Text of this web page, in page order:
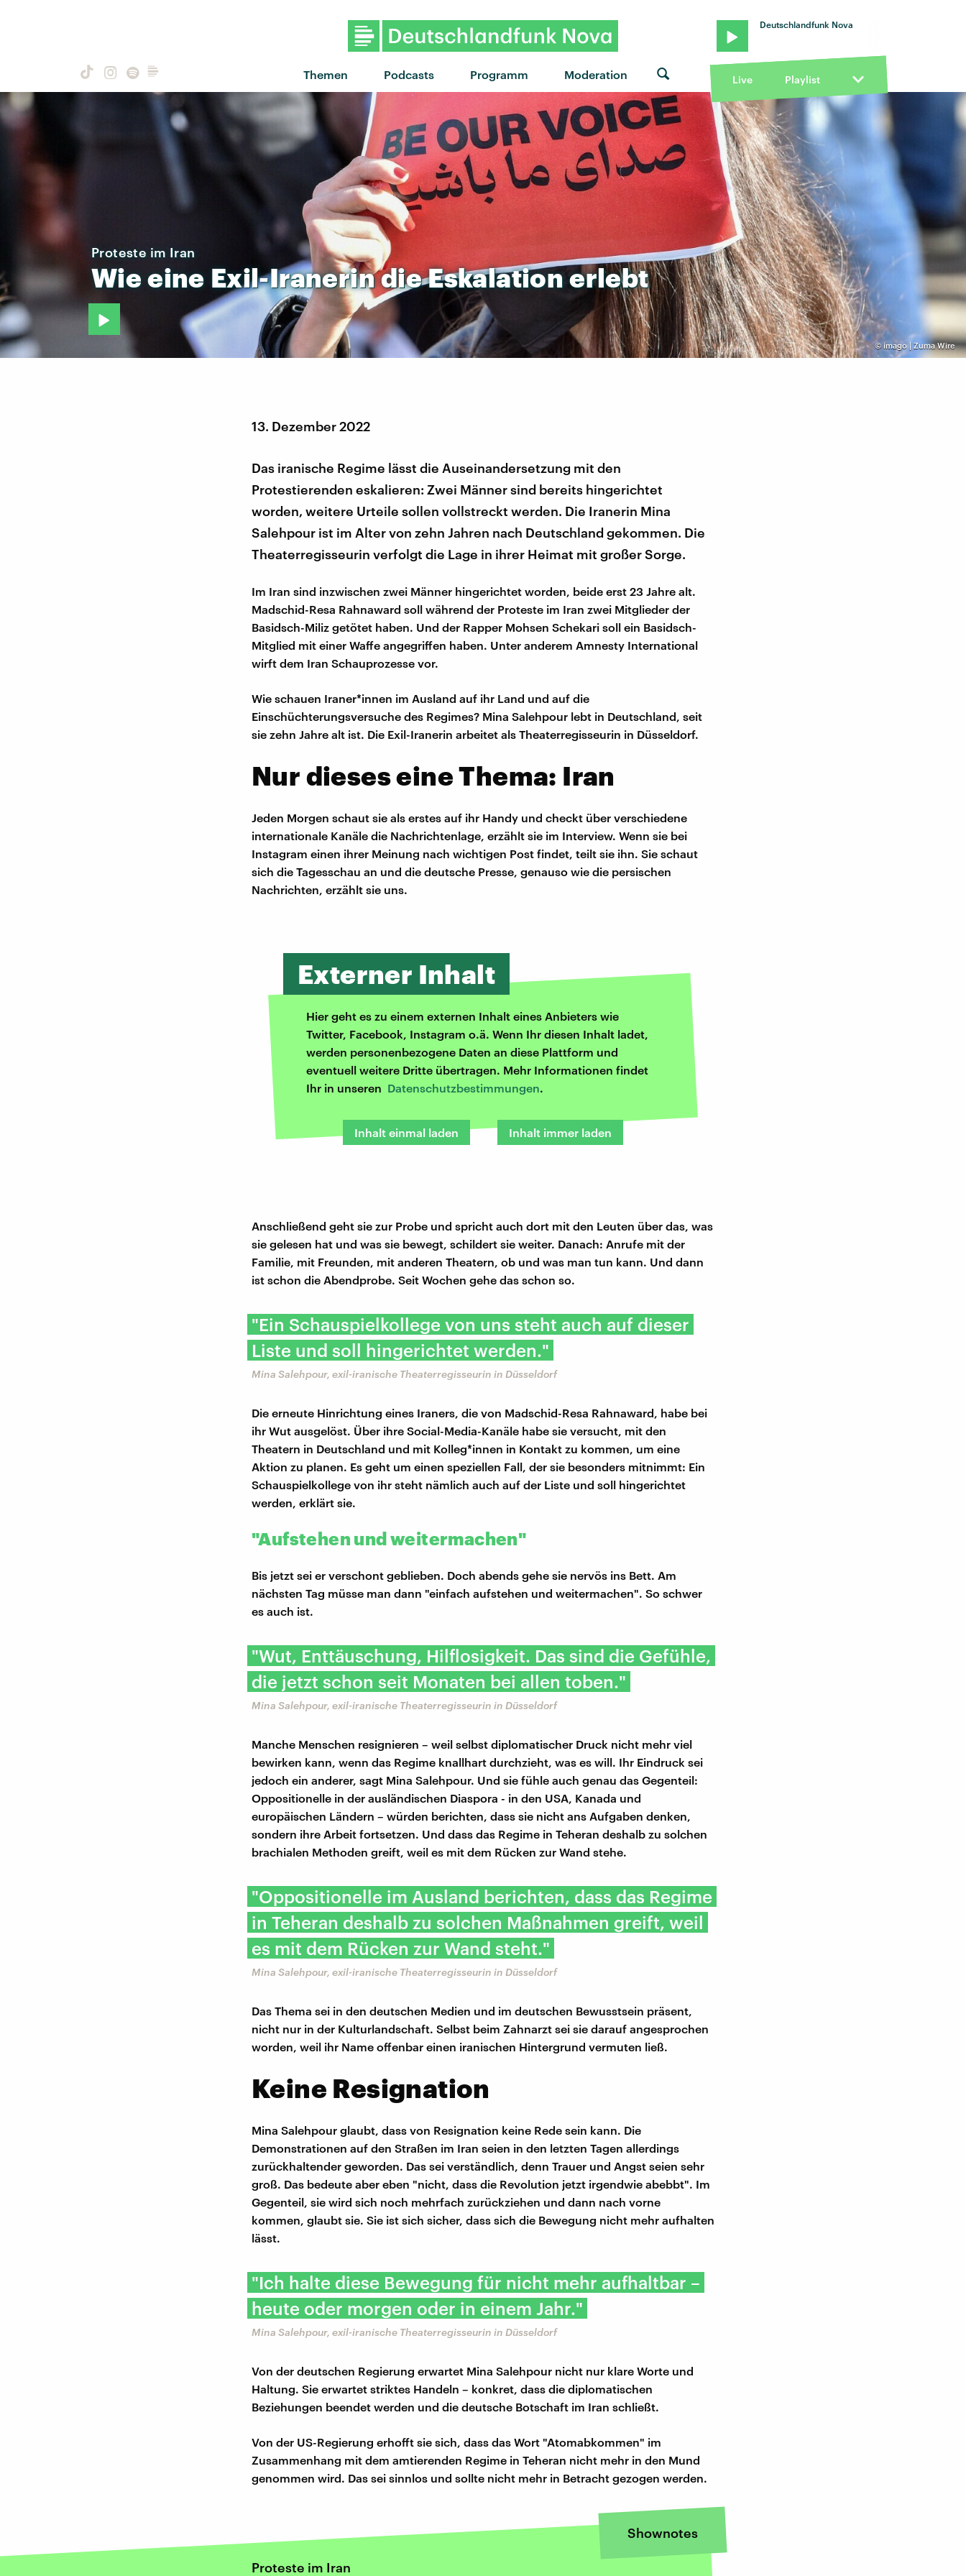
Themen Podcasts Programm Moderation
Deutschlandfunk Nova
Live Playlist
© imago | Zuma Wire
Proteste im Iran
Wieeine Exil-IranerindieEskalationerlebt
13. Dezember 2022
Das iranische Regime lässt die Auseinandersetzung mit den
Protestierenden eskalieren: Zwei Männer sind bereits hingerichtet
worden, weitere Urteile sollen vollstreckt werden. Die Iranerin Mina
Salehpour ist im Alter von zehn Jahren nach Deutschland gekommen. Die
Theaterregisseurin verfolgt die Lage in ihrer Heimat mit großer Sorge.
Im Iran sind inzwischen zwei Männer hingerichtet worden, beide erst 23 Jahre alt.
Madschid-Resa Rahnaward soll während der Proteste im Iran zwei Mitglieder der
Basidsch-Miliz getötet haben. Und der Rapper Mohsen Schekari soll ein Basidsch-
Mitglied mit einer Waffe angegriffen haben. Unter anderem Amnesty International
wirft dem Iran Schauprozesse vor.
Wie schauen Iraner*innen im Ausland auf ihr Land und auf die
Einschüchterungsversuche des Regimes? Mina Salehpour lebt in Deutschland, seit
sie zehn Jahre alt ist. Die Exil-Iranerin arbeitet als Theaterregisseurin in Düsseldorf.
Nur dieses eine Thema: Iran
Jeden Morgen schaut sie als erstes auf ihr Handy und checkt über verschiedene
internationale Kanäle die Nachrichtenlage, erzählt sie im Interview. Wenn sie bei
Instagram einen ihrer Meinung nach wichtigen Post findet, teilt sie ihn. Sie schaut
sich die Tagesschau an und die deutsche Presse, genauso wie die persischen
Nachrichten, erzählt sie uns.
Externer Inhalt
Hier geht es zu einem externen Inhalt eines Anbieters wie
Twitter, Facebook, Instagram o.ä. Wenn Ihr diesen Inhalt ladet,
werden personenbezogene Daten an diese Plattform und
eventuell weitere Dritte übertragen. Mehr Informationen findet
Ihr in unseren Datenschutzbestimmungen.
Inhalt einmal laden Inhalt immer laden
Anschließend geht sie zur Probe und spricht auch dort mit den Leuten über das, was
sie gelesen hat und was sie bewegt, schildert sie weiter. Danach: Anrufe mit der
Familie, mit Freunden, mit anderen Theatern, ob und was man tun kann. Und dann
ist schon die Abendprobe. Seit Wochen gehe das schon so.
"Ein Schauspielkollege von uns steht auch auf dieser
Liste und soll hingerichtet werden."
Mina Salehpour, exil-iranische Theaterregisseurin in Düsseldorf
Die erneute Hinrichtung eines Iraners, die von Madschid-Resa Rahnaward, habe bei
ihr Wut ausgelöst. Über ihre Social-Media-Kanäle habe sie versucht, mit den
Theatern in Deutschland und mit Kolleg*innen in Kontakt zu kommen, um eine
Aktion zu planen. Es geht um einen speziellen Fall, der sie besonders mitnimmt: Ein
Schauspielkollege von ihr steht nämlich auch auf der Liste und soll hingerichtet
werden, erklärt sie.
"Aufstehen und weitermachen"
Bis jetzt sei er verschont geblieben. Doch abends gehe sie nervös ins Bett. Am
nächsten Tag müsse man dann "einfach aufstehen und weitermachen". So schwer
es auch ist.
"Wut, Enttäuschung, Hilflosigkeit. Das sind die Gefühle,
die jetzt schon seit Monaten bei allen toben."
Mina Salehpour, exil-iranische Theaterregisseurin in Düsseldorf
Manche Menschen resignieren – weil selbst diplomatischer Druck nicht mehr viel
bewirken kann, wenn das Regime knallhart durchzieht, was es will. Ihr Eindruck sei
jedoch ein anderer, sagt Mina Salehpour. Und sie fühle auch genau das Gegenteil:
Oppositionelle in der ausländischen Diaspora - in den USA, Kanada und
europäischen Ländern – würden berichten, dass sie nicht ans Aufgaben denken,
sondern ihre Arbeit fortsetzen. Und dass das Regime in Teheran deshalb zu solchen
brachialen Methoden greift, weil es mit dem Rücken zur Wand stehe.
"Oppositionelle im Ausland berichten, dass das Regime
in Teheran deshalb zu solchen Maßnahmen greift, weil
es mit dem Rücken zur Wand steht."
Mina Salehpour, exil-iranische Theaterregisseurin in Düsseldorf
Das Thema sei in den deutschen Medien und im deutschen Bewusstsein präsent,
nicht nur in der Kulturlandschaft. Selbst beim Zahnarzt sei sie darauf angesprochen
worden, weil ihr Name offenbar einen iranischen Hintergrund vermuten ließ.
Keine Resignation
Mina Salehpour glaubt, dass von Resignation keine Rede sein kann. Die
Demonstrationen auf den Straßen im Iran seien in den letzten Tagen allerdings
zurückhaltender geworden. Das sei verständlich, denn Trauer und Angst seien sehr
groß. Das bedeute aber eben "nicht, dass die Revolution jetzt irgendwie abebbt". Im
Gegenteil, sie wird sich noch mehrfach zurückziehen und dann nach vorne
kommen, glaubt sie. Sie ist sich sicher, dass sich die Bewegung nicht mehr aufhalten
lässt.
"Ich halte diese Bewegung für nicht mehr aufhaltbar –
heute oder morgen oder in einem Jahr."
Mina Salehpour, exil-iranische Theaterregisseurin in Düsseldorf
Von der deutschen Regierung erwartet Mina Salehpour nicht nur klare Worte und
Haltung. Sie erwartet striktes Handeln – konkret, dass die diplomatischen
Beziehungen beendet werden und die deutsche Botschaft im Iran schließt.
Von der US-Regierung erhofft sie sich, dass das Wort "Atomabkommen" im
Zusammenhang mit dem amtierenden Regime in Teheran nicht mehr in den Mund
genommen wird. Das sei sinnlos und sollte nicht mehr in Betracht gezogen werden.
Shownotes
Proteste im Iran